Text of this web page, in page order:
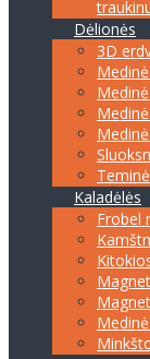
Dėlionės
3D
Kaladėlės
Frobel